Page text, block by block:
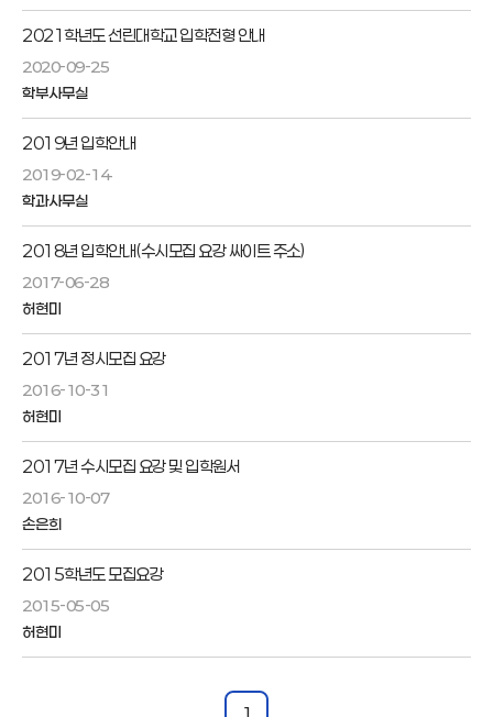
2021학년도 선린대학교 입학전형 안내
2020-09-25
학부사무실
2019년 입학안내
2019-02-14
학과사무실
2018년 입학안내(수시모집 요강 싸이트 주소)
2017-06-28
허현미
2017년 정시모집 요강
2016-10-31
허현미
2017년 수시모집 요강 및 입학원서
2016-10-07
손은희
2015학년도 모집요강
2015-05-05
허현미
1